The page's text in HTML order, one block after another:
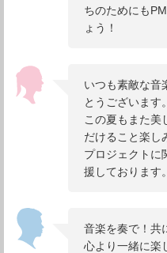
ちのためにも
ょう！
いつも素敵な音
とうございます。
この夏もまた美
だけること楽し
プロジェクトに
援しております。
音楽を奏で！共
心より一緒に楽